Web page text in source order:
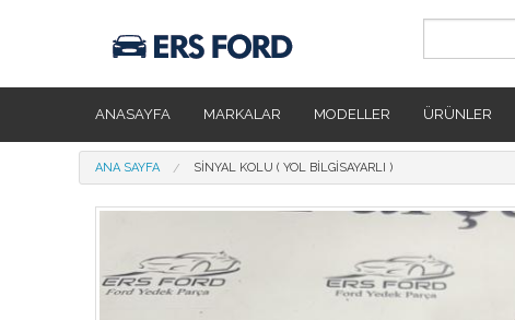
ANASAYFA MARKALAR MODELLER ÜRÜNLER
Buradasınız
ANA SAYFA SINYAL KOLU ( YOL BILGISAYARLI )